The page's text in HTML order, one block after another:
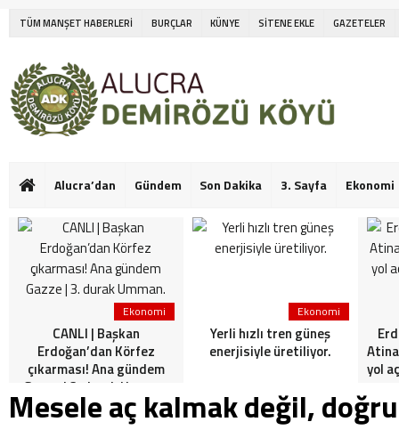
TÜM MANŞET HABERLERİ BURÇLAR KÜNYE SİTENE EKLE GAZETELER
Alucra’dan Gündem Son Dakika 3. Sayfa Ekonomi
Ekonomi
CANLI | Başkan
Erdoğan’dan Körfez
çıkarması! Ana gündem
Gazze | 3. durak Umman.
Ekonomi
Yerli hızlı tren güneş
enerjisiyle üretiliyor.
yol
Mesele aç kalmak değil,